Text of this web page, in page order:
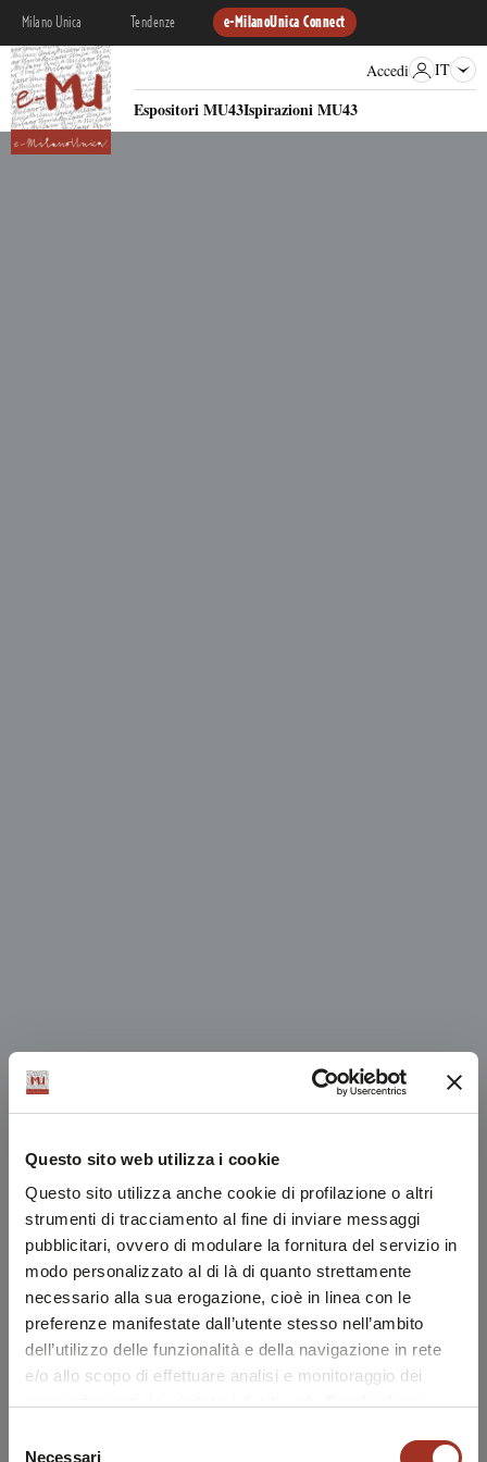
Questo sito web utilizza i cookie
Questo sito utilizza anche cookie di profilazione o altri
strumenti di tracciamento al fine di inviare messaggi
pubblicitari, ovvero di modulare la fornitura del servizio in
modo personalizzato al di là di quanto strettamente
necessario alla sua erogazione, cioè in linea con le
preferenze manifestate dall’utente stesso nell’ambito
dell’utilizzo delle funzionalità e della navigazione in rete
e/o allo scopo di effettuare analisi e monitoraggio dei
nostro sito, con i nostri partner che si occupano di analisi
Necessari
Milano Unica Tendenze e-MilanoUnica Connect
Espositori MU43Ispirazioni MU43
Accedi IT